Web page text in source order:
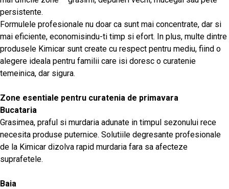
persistente.
Formulele profesionale nu doar ca sunt mai concentrate, dar si
mai eficiente, economisindu-ti timp si efort. In plus, multe dintre
produsele Kimicar sunt create cu respect pentru mediu, fiind o
alegere ideala pentru familii care isi doresc o curatenie
temeinica, dar sigura.
Zone esentiale pentru curatenia de primavara
Bucataria
Grasimea, praful si murdaria adunate in timpul sezonului rece
necesita produse puternice. Solutiile degresante profesionale
de la Kimicar dizolva rapid murdaria fara sa afecteze
suprafetele.
Baia